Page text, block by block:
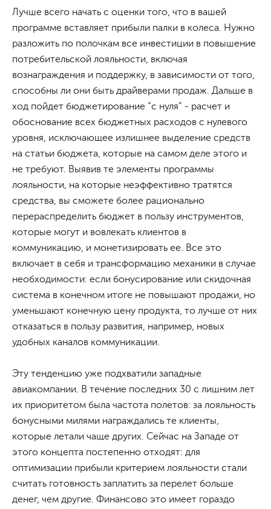
Лучше всего начать с оценки того, что в вашей
программе вставляет прибыли палки в колеса. Нужно
разложить по полочкам все инвестиции в повышение
потребительской лояльности, включая
вознаграждения и поддержку, в зависимости от того,
способны ли они быть драйверами продаж. Дальше в
ход пойдет бюджетирование “с нуля” - расчет и
обоснование всех бюджетных расходов с нулевого
уровня, исключающее излишнее выделение средств
на статьи бюджета, которые на самом деле этого и
не требуют. Выявив те элементы программы
лояльности, на которые неэффективно тратятся
средства, вы сможете более рационально
перераспределить бюджет в пользу инструментов,
которые могут и вовлекать клиентов в
коммуникацию, и монетизировать ее. Все это
включает в себя и трансформацию механики в случае
необходимости: если бонусирование или скидочная
система в конечном итоге не повышают продажи, но
уменьшают конечную цену продукта, то лучше от них
отказаться в пользу развития, например, новых
удобных каналов коммуникации.
Эту тенденцию уже подхватили западные
авиакомпании. В течение последних 30 с лишним лет
их приоритетом была частота полетов: за лояльность
бонусными милями награждались те клиенты,
которые летали чаще других. Сейчас на Западе от
этого концепта постепенно отходят: для
оптимизации прибыли критерием лояльности стали
считать готовность заплатить за перелет больше
денег, чем другие. Финансово это имеет гораздо